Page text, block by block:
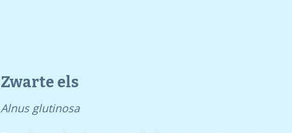
Zwarte els
Alnus glutinosa